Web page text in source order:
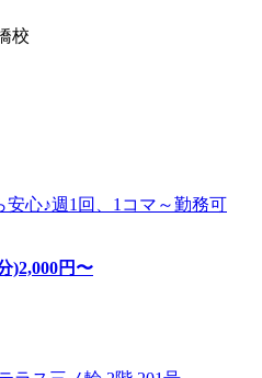
校
心♪週1回、1コマ～勤務可
)2,000円〜